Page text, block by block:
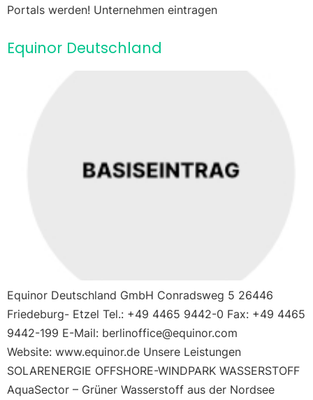
Portals werden! Unternehmen eintragen
Equinor Deutschland
Equinor Deutschland GmbH Conradsweg 5 26446
Friedeburg- Etzel Tel.: +49 4465 9442-0 Fax: +49 4465
9442-199 E-Mail: berlinoffice@equinor.com
Website: www.equinor.de Unsere Leistungen
SOLARENERGIE OFFSHORE-WINDPARK WASSERSTOFF
AquaSector – Grüner Wasserstoff aus der Nordsee